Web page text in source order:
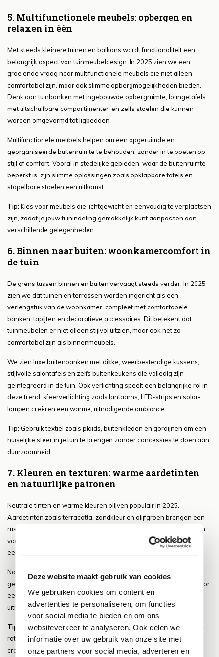
Deze website maakt gebruik van cookies
We gebruiken cookies om content en
advertenties te personaliseren, om functies
voor social media te bieden en om ons
websiteverkeer te analyseren. Ook delen we
informatie over uw gebruik van onze site met
onze partners voor social media, adverteren en
5. Multifunctionele meubels: opbergen en
relaxen in één
Met steeds kleinere tuinen en balkons wordt functionaliteit een
belangrijk aspect van tuinmeubeldesign. In 2025 zien we een
groeiende vraag naar multifunctionele meubels die niet alleen
comfortabel zijn, maar ook slimme opbergmogelijkheden bieden.
Denk aan tuinbanken met ingebouwde opbergruimte, loungetafels
met uitschuifbare compartimenten en zelfs stoelen die kunnen
worden omgevormd tot ligbedden.
Multifunctionele meubels helpen om een opgeruimde en
georganiseerde buitenruimte te behouden, zonder in te boeten op
stijl of comfort. Vooral in stedelijke gebieden, waar de buitenruimte
beperkt is, zijn slimme oplossingen zoals opklapbare tafels en
stapelbare stoelen een uitkomst.
Tip: Kies voor meubels die lichtgewicht en eenvoudig te verplaatsen
zijn, zodat je jouw tuinindeling gemakkelijk kunt aanpassen aan
verschillende gelegenheden.
6. Binnen naar buiten: woonkamercomfort in
de tuin
De grens tussen binnen en buiten vervaagt steeds verder. In 2025
zien we dat tuinen en terrassen worden ingericht als een
verlengstuk van de woonkamer, compleet met comfortabele
banken, tapijten en decoratieve accessoires. Dit betekent dat
tuinmeubelen er niet alleen stijlvol uitzien, maar ook net zo
comfortabel zijn als binnenmeubels.
We zien luxe buitenbanken met dikke, weerbestendige kussens,
stijlvolle salontafels en zelfs buitenkeukens die volledig zijn
geïntegreerd in de tuin. Ook verlichting speelt een belangrijke rol in
deze trend: sfeerverlichting zoals lantaarns, LED-strips en solar-
lampen creëren een warme, uitnodigende ambiance.
Tip: Gebruik textiel zoals plaids, buitenkleden en gordijnen om een
huiselijke sfeer in je tuin te brengen zonder concessies te doen aan
duurzaamheid.
7. Kleuren en texturen: warme aardetinten
en natuurlijke patronen
Neutrale tinten en warme kleuren blijven populair in 2025.
Aardetinten zoals terracotta, zandkleur en olijfgroen brengen een
rustige en natuurlijke uitstraling naar de tuin. Deze kleuren worden
vaak gecombineerd met materialen zoals hout, steen en rotan om
een harmonieus geheel te vormen.
Naast kleur speelt textuur een steeds grotere rol. Meubels met
geweven structuren, grof hout en linnenachtige stoffen zorgen voor
een rijkere en gelaagde look. Dit geeft de tuin een warme en
uitnodigende uitstraling die aansluit bij de natuurlijke omgeving.
Tip:
Combineer verschillende texturen, zoals een houten tafel met
rotan stoelen en een linnen tafelloper, om een speels effect te
creëren.